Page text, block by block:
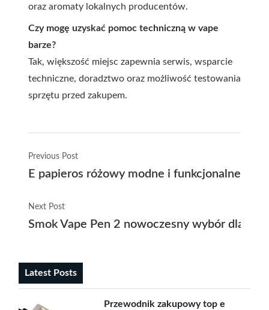
oraz aromaty lokalnych producentów.
Czy mogę uzyskać pomoc techniczną w vape
barze?
Tak, większość miejsc zapewnia serwis, wsparcie
techniczne, doradztwo oraz możliwość testowania
sprzętu przed zakupem.
Previous Post
E papieros różowy modne i funkcjonalne
Next Post
Smok Vape Pen 2 nowoczesny wybór dla
Latest Posts
Przewodnik zakupowy top e